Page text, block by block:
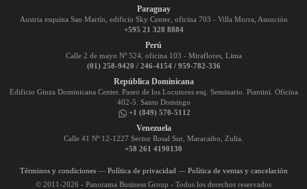
Paraguay
Austria esquina San Martín, edificio Sky Center, oficina 703 - Villa Morra, Asunción
+595 21 328 8884
Perú
Calle 2 de mayo Nº 524, oficina 103 - Miraflores, Lima
(01) 258-9420 / 246-4154 / 959-782-336
República Dominicana
Edificio Ginza Dominicana Center. Paseo de los Locutores esq. Seminario. Piantini. Oficina
402-5. Santo Domingo
+1 (849) 570-5112
Venezuela
Calle 41 Nº 12-1227 Sector Rosal Sur, Maracaibo, Zulia.
+58 261 4190130
Términos y condiciones — Política de privacidad — Política de ventas y cancelación
© 2011-2026 - Panorama Business Group - Todos los derechos reservados